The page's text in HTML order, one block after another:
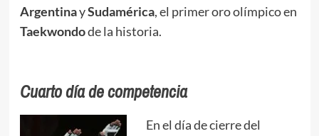
ArgentinaySudamérica, el primer oro olímpico en
Taekwondode la historia.
Cuarto día de competencia
En el día de cierre del